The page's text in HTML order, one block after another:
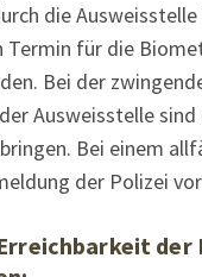
die
Termin für die
Bei der
Ausweisstelle
Bei einem
der Polizei
der